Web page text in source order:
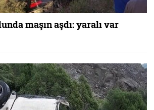
maşın aşdı: yaralı var